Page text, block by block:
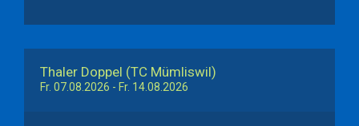
Thaler Doppel (TC Mümliswil)
Fr. 07.08.2026 - Fr. 14.08.2026